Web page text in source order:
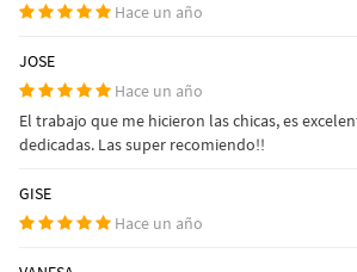
Hace un año
JOSE
Hace un año
El trabajo que me hicieron las chicas, es
dedicadas. Las super recomiendo!!
GISE
Hace un año